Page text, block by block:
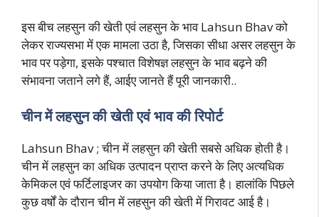
इस बीच लहसुन की खेती एवं लहसुन के भाव Lahsun Bhav को
लेकर राज्यसभा में एक मामला उठा है, जिसका सीधा असर लहसुन के
भाव पर पड़ेगा, इसके पश्चात विशेषज्ञ लहसुन के भाव बढ़ने की
संभावना जताने लगे हैं, आईए जानते हैं पूरी जानकारी..
चीन में लहसुन की खेती एवं भाव की रिपोर्ट
Lahsun Bhav ; चीन में लहसुन की खेती सबसे अधिक होती है।
चीन में लहसुन का अधिक उत्पादन प्राप्त करने के लिए अत्यधिक
केमिकल एवं फर्टिलाइजर का उपयोग किया जाता है। हालांकि पिछले
कुछ वर्षों के दौरान चीन में लहसुन की खेती में गिरावट आई है।